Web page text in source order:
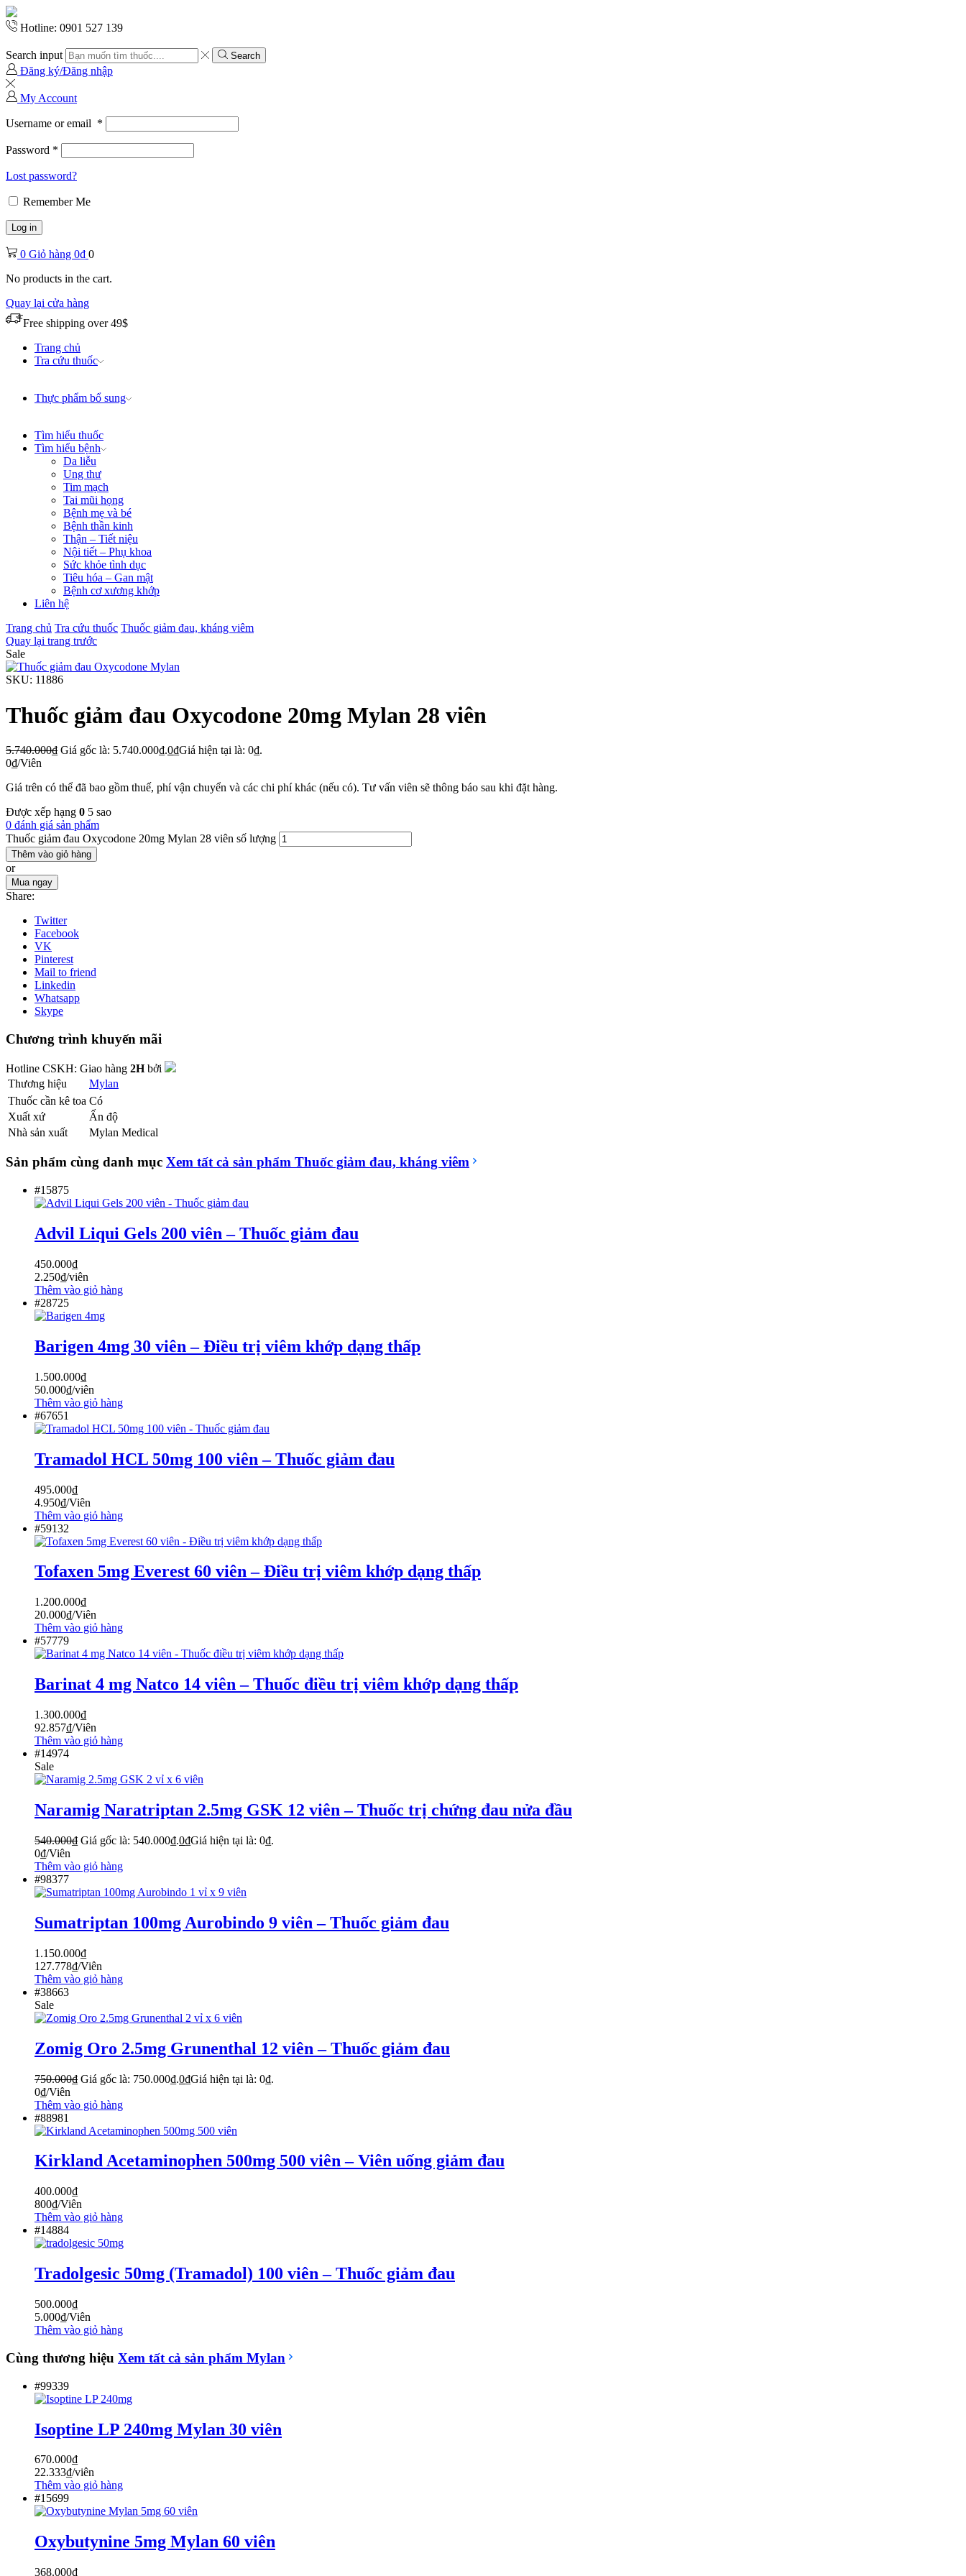
Hotline: 0901 527 139
Search input Search
Đăng ký/Đăng nhập
My Account
Username or email *
Password *
Lost password?
Remember Me
Log in
0 Giỏ hàng 0₫ 0
No products in the cart.
Quay lại cửa hàng
Free shipping over 49$
Trang chủ
Tra cứu thuốc
Thực phẩm bổ sung
Tìm hiểu thuốc
Tìm hiểu bệnh
Da liễu
Ung thư
Tim mạch
Tai mũi họng
Bệnh mẹ và bé
Bệnh thần kinh
Thận – Tiết niệu
Nội tiết – Phụ khoa
Sức khỏe tình dục
Tiêu hóa – Gan mật
Bệnh cơ xương khớp
Liên hệ
Trang chủ Tra cứu thuốc Thuốc giảm đau, kháng viêm
Quay lại trang trước
Sale
SKU: 11886
Thuốc giảm đau Oxycodone 20mg Mylan 28 viên
5.740.000₫ Giá gốc là: 5.740.000₫.0₫Giá hiện tại là: 0₫.
0₫/Viên
Giá trên có thể đã bao gồm thuế, phí vận chuyển và các chi phí khác (nếu có). Tư vấn viên sẽ thông báo sau khi đặt hàng.
Được xếp hạng 0 5 sao
0 đánh giá sản phẩm
Thuốc giảm đau Oxycodone 20mg Mylan 28 viên số lượng
Thêm vào giỏ hàng
or
Mua ngay
Share:
Twitter
Facebook
VK
Pinterest
Mail to friend
Linkedin
Whatsapp
Skype
Chương trình khuyến mãi
Hotline CSKH: Giao hàng 2Hbởi
Thương hiệu
Mylan
Thuốc cần kê toa Có
Xuất xứ
Ấn độ
Nhà sản xuất
Mylan Medical
Sản phẩm cùng danh mục Xem tất cả sản phẩm Thuốc giảm đau, kháng viêm
#15875
Advil Liqui Gels 200 viên – Thuốc giảm đau
450.000₫
2.250₫/viên
Thêm vào giỏ hàng
#28725
Barigen 4mg 30 viên – Điều trị viêm khớp dạng thấp
1.500.000₫
50.000₫/viên
Thêm vào giỏ hàng
#67651
Tramadol HCL 50mg 100 viên – Thuốc giảm đau
495.000₫
4.950₫/Viên
Thêm vào giỏ hàng
#59132
Tofaxen 5mg Everest 60 viên – Điều trị viêm khớp dạng thấp
1.200.000₫
20.000₫/Viên
Thêm vào giỏ hàng
#57779
Barinat 4 mg Natco 14 viên – Thuốc điều trị viêm khớp dạng thấp
1.300.000₫
92.857₫/Viên
Thêm vào giỏ hàng
#14974
Sale
Naramig Naratriptan 2.5mg GSK 12 viên – Thuốc trị chứng đau nửa đầu
540.000₫ Giá gốc là: 540.000₫.0₫Giá hiện tại là: 0₫.
0₫/Viên
Thêm vào giỏ hàng
#98377
Sumatriptan 100mg Aurobindo 9 viên – Thuốc giảm đau
1.150.000₫
127.778₫/Viên
Thêm vào giỏ hàng
#38663
Sale
Zomig Oro 2.5mg Grunenthal 12 viên – Thuốc giảm đau
750.000₫ Giá gốc là: 750.000₫.0₫Giá hiện tại là: 0₫.
0₫/Viên
Thêm vào giỏ hàng
#88981
Kirkland Acetaminophen 500mg 500 viên – Viên uống giảm đau
400.000₫
800₫/Viên
Thêm vào giỏ hàng
#14884
Tradolgesic 50mg (Tramadol) 100 viên – Thuốc giảm đau
500.000₫
5.000₫/Viên
Thêm vào giỏ hàng
Cùng thương hiệu Xem tất cả sản phẩm Mylan
#99339
Isoptine LP 240mg Mylan 30 viên
670.000₫
22.333₫/viên
Thêm vào giỏ hàng
#15699
Oxybutynine 5mg Mylan 60 viên
368.000₫